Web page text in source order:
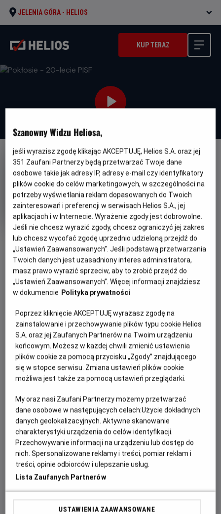
JELENIA GÓRA - HELIOS
KUP TERAZ
FILM POLSKI
OBSERWUJ
Pokłosie - 20-lecie PISF
Oryginalny
tytuł
Pokłosie Gatunek
Dramat
Minimalny
wiek
Od 15 lat
Czas
trwania
102 min
Kraj
rok
produkcji
Polska
PREMIERA
9 listopada 2012
Władysław Pasikowski Władysław Pasikowski
OBSADA
Ireneusz Czop, Jerzy Radziwiłowicz, Maciej Stuhr
WIĘCEJ SZCZEGÓŁÓW
Franciszek Kalina (Ireneusz Czop) po latach emigracji
przyjeżdża do Polski, zaalarmowany wiadomością, że jego
młodszy brat (Maciej Stuhr) popadł w konflikt z
mieszkańcami swojej wsi. Po przyjeździe odkrywa, że
przyczyną jest mroczna tajemnica sprzed lat. Skłóceni od
śledztwo zaostrza konflikt, który przeradza się w otwartą
agresję. Ujawniona tajemnica odciśnie tragiczne piętno na
życiu braci i ich sąsiadów.
Szanowny Widzu Heliosa,
jeśli wyrazisz zgodę klikając AKCEPTUJĘ, Helios S.A. oraz jej
351 Zaufani Partnerzy będą przetwarzać Twoje dane
osobowe takie jak adresy IP, adresy e-mail czy identyfikatory
plików cookie do celów marketingowych, w szczególności na
potrzeby wyświetlania reklam dopasowanych do Twoich
zainteresowań i preferencji w serwisach Helios S.A., jej
aplikacjach i w Internecie. Wyrażenie zgody jest dobrowolne.
Jeśli nie chcesz wyrazić zgody, chcesz ograniczyć jej zakres
lub chcesz wycofać zgodę uprzednio udzieloną przejdź do
„Ustawień Zaawansowanych”. Jeśli podstawą przetwarzania
Twoich danych jest uzasadniony interes administratora,
masz prawo wyrazić sprzeciw, aby to zrobić przejdź do
„Ustawień Zaawansowanych”. Więcej informacji znajdziesz
w dokumencie Polityka prywatności
Poprzez kliknięcie AKCEPTUJĘ wyrażasz zgodę na
zainstalowanie i przechowywanie plików typu cookie Helios
S.A. oraz jej Zaufanych Partnerów na Twoim urządzeniu
końcowym. Możesz w każdej chwili zmienić ustawienia
plików cookie za pomocą przycisku „Zgody” znajdującego
się w stopce serwisu. Zmiana ustawień plików cookie
możliwa jest także za pomocą ustawień przeglądarki.
My oraz nasi Zaufani Partnerzy możemy przetwarzać
dane osobowe w następujących celach:Użycie dokładnych
danych geolokalizacyjnych. Aktywne skanowanie
charakterystyki urządzenia do celów identyfikacji.
Przechowywanie informacji na urządzeniu lub dostęp do
nich. Spersonalizowane reklamy i treści, pomiar reklam i
treści, opinie odbiorców i ulepszanie usług.
Lista Zaufanych Partnerów
USTAWIENIA ZAAWANSOWANE